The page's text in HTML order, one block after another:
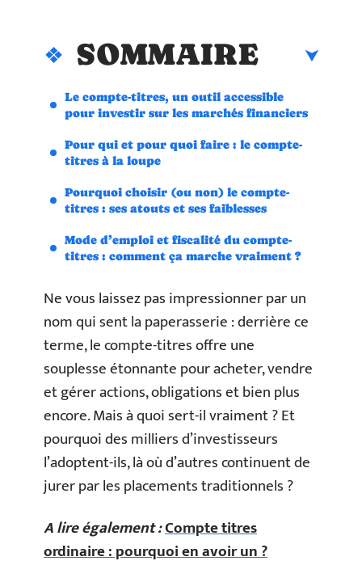
SOMMAIRE
Le compte-titres, un outil accessible
pour investir sur les marchés financiers
Pour qui et pour quoi faire : le compte-
titres à la loupe
Pourquoi choisir (ou non) le compte-
titres : ses atouts et ses faiblesses
Mode d’emploi et fiscalité du compte-
titres : comment ça marche vraiment ?
Ne vous laissez pas impressionner par un
nom qui sent la paperasserie : derrière ce
terme, le compte-titres offre une
souplesse étonnante pour acheter, vendre
et gérer actions, obligations et bien plus
encore. Mais à quoi sert-il vraiment ? Et
pourquoi des milliers d’investisseurs
l’adoptent-ils, là où d’autres continuent de
jurer par les placements traditionnels ?
A lire également :Compte titres
ordinaire : pourquoi en avoir un ?